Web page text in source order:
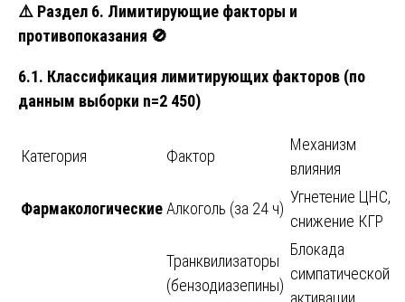
⚠️ Раздел 6. Лимитирующие факторы и
противопоказания 🚫
6.1. Классификация лимитирующих факторов (по
данным выборки n=2 450)
Категория Фактор
Механизм
влияния
ФармакологическиеАлкоголь (за 24 ч)
Угнетение ЦНС,
снижение КГР
Транквилизаторы
(бензодиазепины)
Блокада
симпатической
активации